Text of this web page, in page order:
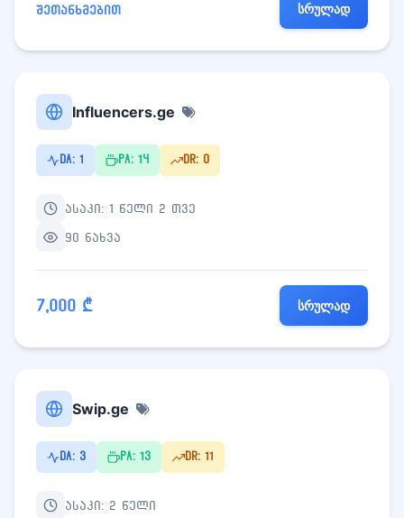
შეთანხმებით სრულად
Influencers.ge
DA: 1 PA: 14 DR: 0
ასაკი: 1 წელი 2 თვე
90 ნახვა
7,000 ₾ სრულად
Swip.ge
DA: 3 PA: 13 DR: 11
ასაკი: 2 წელი